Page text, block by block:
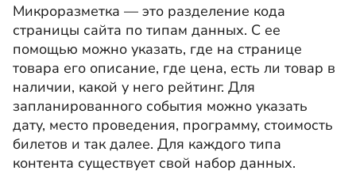
Микроразметка — это разделение кода
страницы сайта по типам данных. С ее
помощью можно указать, где на странице
товара его описание, где цена, есть ли товар в
наличии, какой у него рейтинг. Для
запланированного события можно указать
дату, место проведения, программу, стоимость
билетов и так далее. Для каждого типа
контента существует свой набор данных.